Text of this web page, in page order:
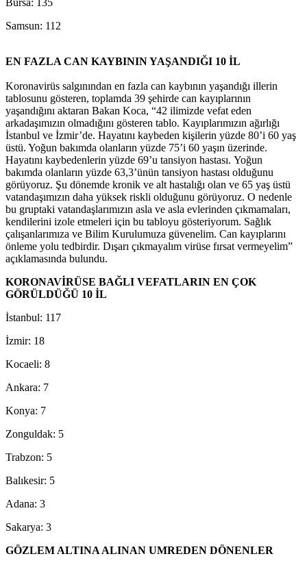
Samsun: 112
EN FAZLA CAN KAYBININ YAŞANDIĞI 10 İL
Koronavirüs salgınından en fazla can kaybının yaşandığı illerin
tablosunu gösteren, toplamda 39 şehirde can kayıplarının
yaşandığını aktaran Bakan Koca, “42 ilimizde vefat eden
arkadaşımızın olmadığını gösteren tablo. Kayıplarımızın ağırlığı
İstanbul ve İzmir’de. Hayatını kaybeden kişilerin yüzde 80’i 60 yaş
üstü. Yoğun bakımda olanların yüzde 75’i 60 yaşın üzerinde.
Hayatını kaybedenlerin yüzde 69’u tansiyon hastası. Yoğun
bakımda olanların yüzde 63,3’ünün tansiyon hastası olduğunu
görüyoruz. Şu dönemde kronik ve alt hastalığı olan ve 65 yaş üstü
vatandaşımızın daha yüksek riskli olduğunu görüyoruz. O nedenle
bu gruptaki vatandaşlarımızın asla ve asla evlerinden çıkmamaları,
kendilerini izole etmeleri için bu tabloyu gösteriyorum. Sağlık
çalışanlarımıza ve Bilim Kurulumuza güvenelim. Can kayıplarını
önleme yolu tedbirdir. Dışarı çıkmayalım virüse fırsat vermeyelim”
açıklamasında bulundu.
KORONAVİRÜSE BAĞLI VEFATLARIN EN ÇOK
GÖRÜLDÜĞÜ 10 İL
İstanbul: 117
İzmir: 18
Kocaeli: 8
Ankara: 7
Konya: 7
Zonguldak: 5
Trabzon: 5
Balıkesir: 5
Adana: 3
Sakarya: 3
GÖZLEM ALTINA ALINAN UMREDEN DÖNENLER